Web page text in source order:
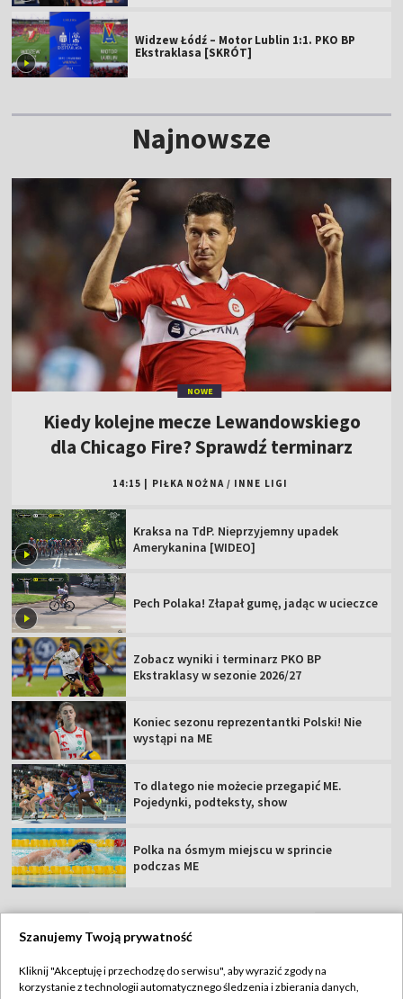
Widzew Łódź – Motor Lublin 1:1. PKO BP
Ekstraklasa [SKRÓT]
Najnowsze
NOWE
Kiedy kolejne mecze Lewandowskiego
dla Chicago Fire? Sprawdź terminarz
14:15 PIŁKA NOŻNA / INNE LIGI
Kraksa na TdP. Nieprzyjemny upadek
Amerykanina [WIDEO]
Pech Polaka! Złapał gumę, jadąc w ucieczce
Zobacz wyniki i terminarz PKO BP
Ekstraklasy w sezonie 2026/27
Koniec sezonu reprezentantki Polski! Nie
wystąpi na ME
To dlatego nie możecie przegapić ME.
Pojedynki, podteksty, show
Polka na ósmym miejscu w sprincie
podczas ME
Abonament TVP
Regulamin TVP
Szanujemy Twoją prywatność
Kliknij "Akceptuję i przechodzę do serwisu", aby wyrazić zgody na
korzystanie z technologii automatycznego śledzenia i zbierania danych,